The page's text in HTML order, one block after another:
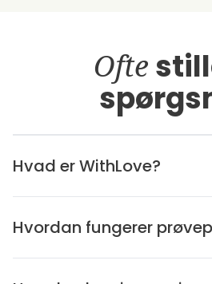
Ofte
Hvad er WithLove?
Hvordan fungerer